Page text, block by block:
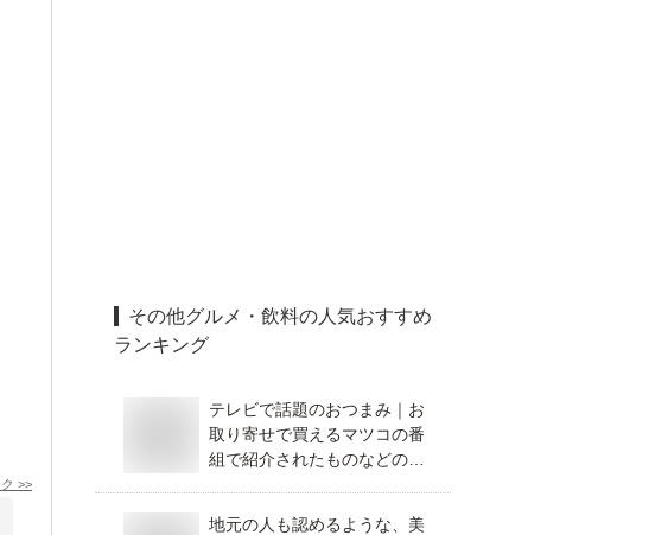
>>
その他グルメ・飲料の人気おすすめ
ランキング
テレビで話題のおつまみ｜お
取り寄せで買えるマツコの番
組で紹介されたものなどのお
地元の人も認めるような、美